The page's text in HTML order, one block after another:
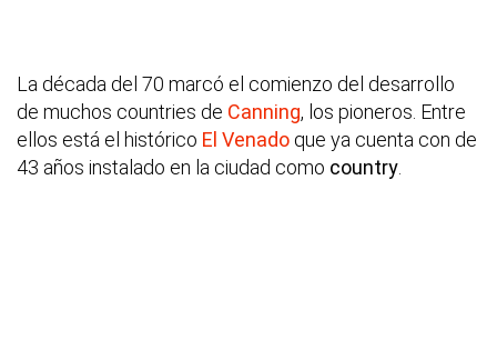
La década del 70 marcó el comienzo del desarrollo
de muchos countries de Canning, los pioneros. Entre
ellos está el histórico El Venado que ya cuenta con de
43 años instalado en la ciudad como country.